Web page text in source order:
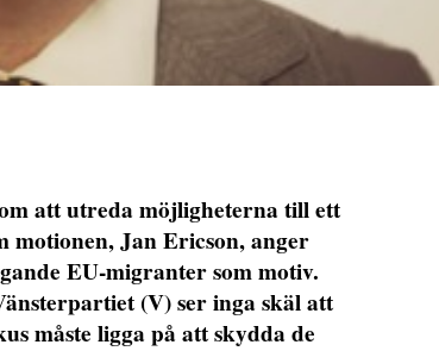
att utreda möjligheterna till ett
Jan Ericson, anger
EU-migranter som motiv.
(V) ser inga skäl att
måste ligga på att skydda de